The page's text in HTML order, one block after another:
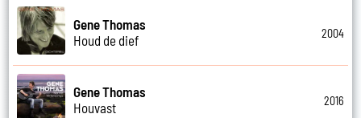
Gene Thomas
Houd de dief
2004
Gene Thomas
Houvast
2016